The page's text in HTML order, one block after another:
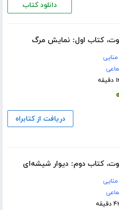
دانلود کتاب
کتاب اول: نمایش مرگ
دریافت از کتابراه
کتاب دوم: دیوار شیشه‌ای